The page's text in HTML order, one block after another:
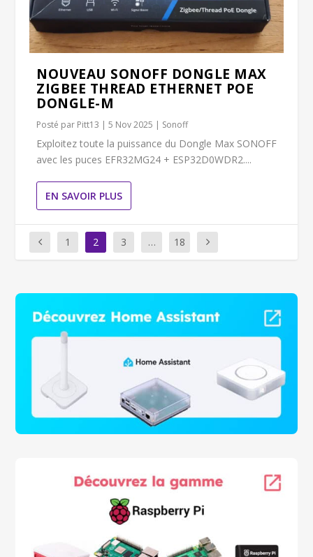
NOUVEAU SONOFF DONGLE MAX
ZIGBEE THREAD ETHERNET POE
DONGLE-M
Posté par Pitt13 |5 Nov 2025 | Sonoff
Exploitez toute la puissance du Dongle Max SONOFF
avec les puces EFR32MG24 + ESP32D0WDR2....
EN SAVOIR PLUS
1 2 3 … 18